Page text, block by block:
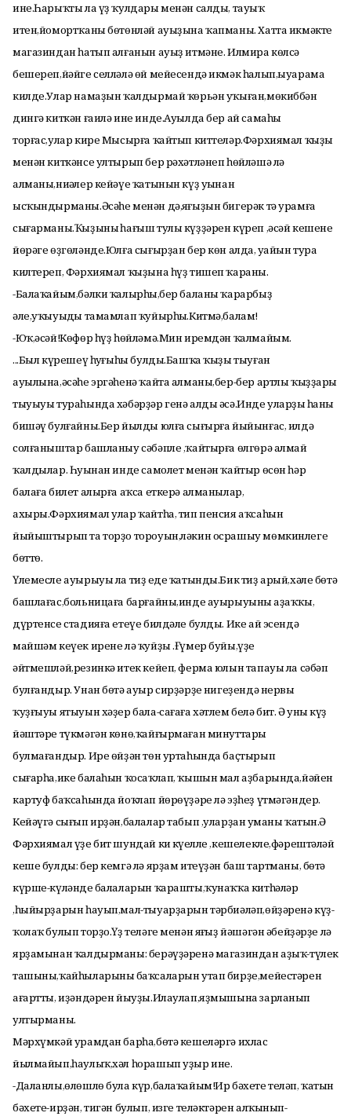
ине.Һарыҡты ла үҙ ҡулдары менән салды, тауыҡ
итен,йомортҡаны бөтөнләй ауыҙына ҡапманы. Хатта икмәктең
магазиндан һатып алғанын ауыҙ итмәне. Илмира көлсә
бешереп,йәйге селләлә өй мейесендә икмәк һалып,ыуарама
килде.Улар намаҙын ҡалдырмай ҡөрьән уҡыған,мөкиббән
дингә киткән ғаилә ине инде.Ауылда бер ай самаһы
торғас,улар кире Мысырға ҡайтып киттеләр.Фәрхиямал ҡыҙы
менән киткәнсе ултырып бер рәхәтләнеп һөйләшә лә
алманы,ниңәлер кейәүе ҡатынын күҙ уңынан
ысҡындырманы.Әсәһе менән дә,яңғыҙын бигерәк тә урамға
сығарманы.Ҡыҙының һағыш тулы күҙҙәрен күреп ,әсәй кешенең
йөрәге өҙгөләнде.Юлға сығырҙан бер көн алда, уңайын тура
килтереп, Фәрхиямал ҡыҙына һүҙ тишеп ҡараны.
-Балаҡайым,бәлки ҡалырһың,бер баланы ҡарарбыҙ
әле,уҡыуыңды тамамлап ҡуйырһың.Китмә,балам!
-Юҡ,әсәй!Көфөр һүҙ һөйләмә.Мин иремдән ҡалмайым.
...Был күрешеү һуңғыһы булды.Башҡа ҡыҙы тыуған
ауылына,әсәһе эргәһенә ҡайта алманы,бер-бер артлы ҡыҙҙары
тыуыуы тураһында хәбәрҙәр генә алды әсә.Инде уларҙың һаны
бишәү булғайны.Бер йылды юлға сығырға йыйынғас, илдә
солғаныштар башланыу сәбәпле ,ҡайтырға өлгөрә алмай
ҡалдылар. Һуңынан инде самолет менән ҡайтыр өсөн һәр
балаға билет алырға аҡса еткерә алманылар,
ахыры.Фәрхиямал улар ҡайтһа, тип пенсия аҡсаһын
йыйыштырып та торҙо тороуын,ләкин осрашыу мөмкинлеге
бөттө.
Үлемесле ауырыуы ла тиҙ еңде ҡатынды.Бик тиҙ арый,хәле бөтә
башлағас,больницаға барғайны,инде ауырыуының аҙаҡҡы,
дүртенсе стадияға етеүе билдәле булды. Ике ай эсендә
майшәм кеүек ирене лә ҡуйҙы .Ғүмер буйы,үҙе
әйтмешләй,резинкә итек кейеп, ферма юлын тапауы ла сәбәп
булғандыр. Унан бөтә ауыр сирҙәрҙең нигеҙендә нервы
ҡуҙғыуы ятыуын хәҙер бала-сағаға хәтлем белә бит. Ә уның күҙ
йәштәре түкмәгән көнө,ҡайғырмаған минуттары
булмағандыр. Ире өйҙән төн уртаһында баҫтырып
сығарһа,ике балаһын ҡосаҡлап, ҡышын мал аҙбарында,йәйен
картуф баҡсаһында йоҡлап йөрөүҙәре лә эҙһеҙ үтмәгәндер.
Кейәүгә сығып ирҙән,балалар табып ,уларҙан уңманы ҡатын.Ә
Фәрхиямал үҙе бит шундай киң күңелле ,кешелекле,фәрештәләй
кеше булды: бер кемгә лә ярҙам итеүҙән баш тартманы, бөтә
күрше-күләндең балаларын ҡарашты,ҡунаҡҡа китһәләр
,һыйырҙарын һауып,мал-тыуарҙарын тәрбиәләп,өйҙәренә күҙ-
ҡолаҡ булып торҙо.Үҙ теләге менән яңғыҙ йәшәгән әбейҙәрҙе лә
ярҙамынан ҡалдырманы: берәүҙәренә магазиндан аҙыҡ-түлек
ташыны,ҡайһыларының баҡсаларын утап бирҙе,мейестәрен
ағартты, иҙәндәрен йыуҙы.Илаулап,яҙмышына зарланып
ултырманы.
Мәрхүмкәй урамдан барһа,бөтә кешеләргә ихлас
йылмайып,һаулыҡ,хәл һорашып уҙыр ине.
-Даланлы,өлөшлө була күр,балаҡайым!Ир бәхете теләп, ҡатын
бәхете-ирҙән, тигән булып, изге теләктәрен алҡынып-